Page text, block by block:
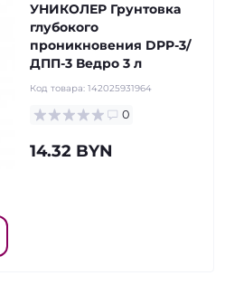
УНИКОЛЕР Грунтовка
глубокого
проникновения DPP-3/
ДПП-3 Ведро 3 л
Код товара: 142025931964
0
14.32 BYN